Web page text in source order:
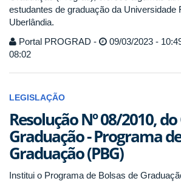
estudantes de graduação da Universidade
Uberlândia.
Portal PROGRAD -
09/03/2023 -
08:02
LEGISLAÇÃO
Resolução Nº 08/2010,
Graduação - Programa
Graduação (PBG)
Institui o Programa de Bolsas de